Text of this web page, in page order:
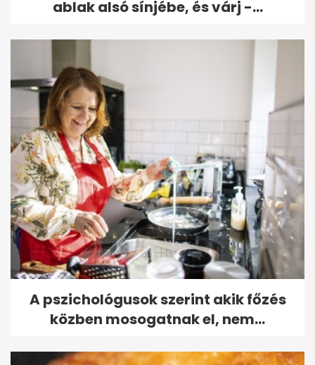
ablak alsó sínjébe, és várj -...
A pszichológusok szerint akik főzés
közben mosogatnak el, nem...